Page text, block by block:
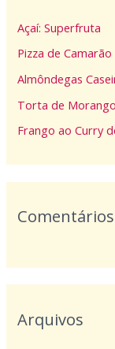
s
a
r
p
o
Açaí: Superfruta
Pizza de
Almôndegas
Torta de
Frango ao Curry
Comentários
Arquivos